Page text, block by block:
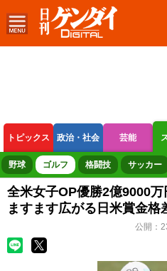
トピックス 政治・社会 芸能
ボートレース 競輪 オートレース
野球 ゴルフ 格闘技 サッカー
全米女子OP優勝2億9000万
ますます広がる日米賞金格
公開：